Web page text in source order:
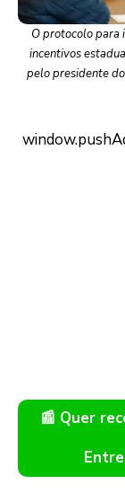
O protocolo para
incentivos
pelo presidente
📰 Quer